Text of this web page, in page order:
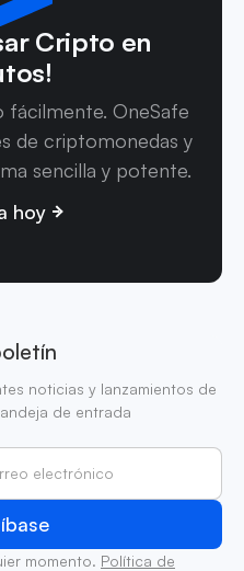
Cripto en
fácilmente. OneSafe
de criptomonedas y
sencilla y potente.
hoy
noticias y lanzamientos de
de entrada
momento. Política de